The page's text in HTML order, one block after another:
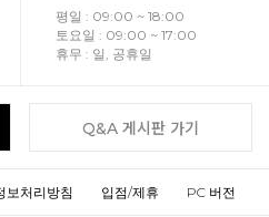
평일 : 09:00 ~ 18:00
토요일 : 09:00 ~ 17:00
휴무 : 일, 공휴일
Q&A 게시판 가기
보처리방침 입점/제휴 PC 버전